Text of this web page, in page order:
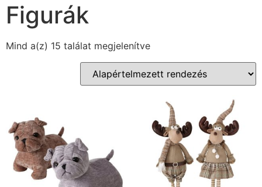
Figurák
Mind a(z) 15 találat megjelenítve